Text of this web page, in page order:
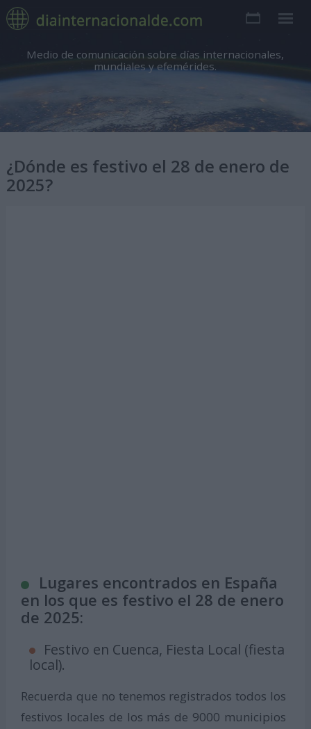
Medio de comunicación sobre días internacionales,
mundiales y efemérides.
¿Dónde es festivo el 28 de enero de
2025?
Lugares encontrados en España
en los que es festivo el 28 de enero
de 2025:
Festivo en Cuenca, Fiesta Local (fiesta
local).
Recuerda que no tenemos registrados todos los
festivos locales de los más de 9000 municipios